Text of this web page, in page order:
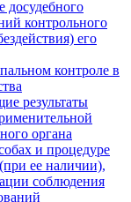
досудебного
контрольного
его
контроле в
результаты
органа
и процедуре
ее наличии),
соблюдения